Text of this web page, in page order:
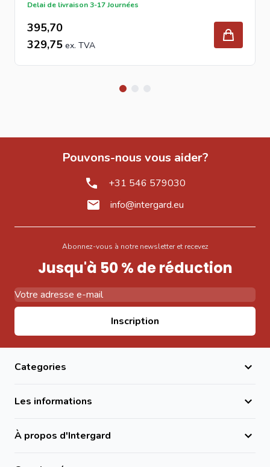
Delai de livraison 3-17 Journées
395,70
329,75
Pouvons-nous vous aider?
+31 546 579030
info@intergard.eu
Abonnez-vous à notre newsletter et recevez
Jusqu'à 50 % de réduction
Inscription
Categories
Les informations
À propos d'Intergard